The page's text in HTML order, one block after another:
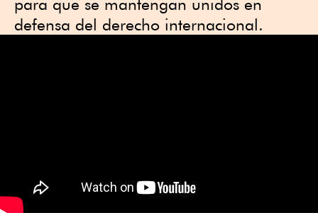
para que se mantengan unidos en
‌defensa del derecho internacional.